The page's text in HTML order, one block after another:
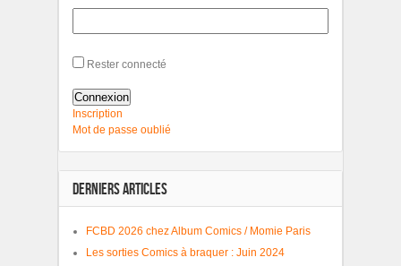
Rester connecté
Connexion
Inscription
Mot de passe oublié
DERNIERS ARTICLES
FCBD 2026 chez Album Comics / Momie Paris
Les sorties Comics à braquer : Juin 2024